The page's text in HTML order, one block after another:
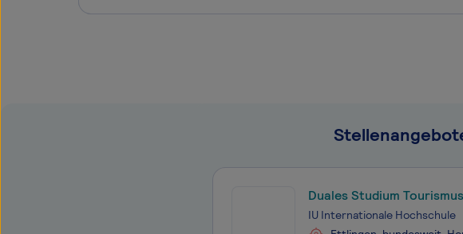
Duales Studium
Hotel Karlsruhe GmbH
IU Internationale Hochschule